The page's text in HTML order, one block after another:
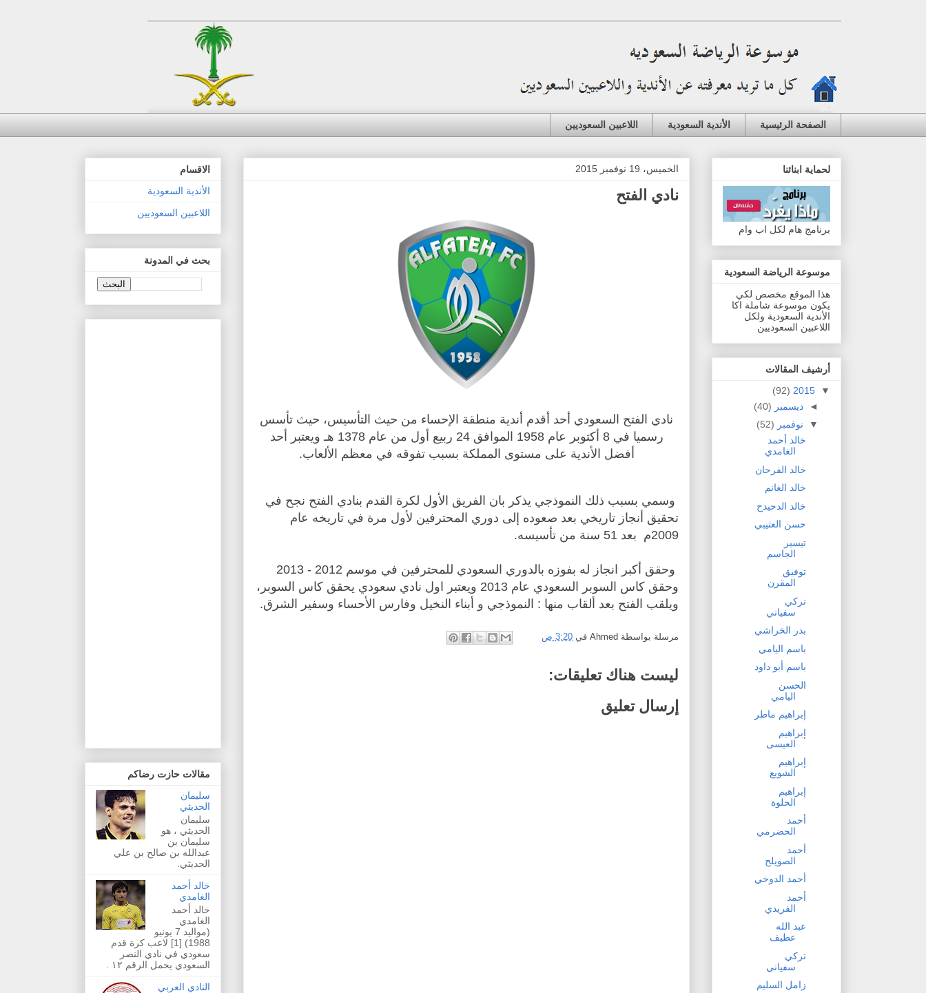
الصفحة الرئيسية الأندية السعودية اللاعبين السعوديين
الخميس، 19 نوفمبر 2015
نادي الفتح
نادي الفتح السعودي أحد أقدم أندية منطقة الإحساء من حيث التأسيس، حيث تأسس
رسميا في 8 أكتوبر عام 1958 الموافق 24 ربيع أول من عام 1378 هـ ويعتبر أحد
أفضل الأندية على مستوى المملكة بسبب تفوقه في معظم الألعاب.
وسمي بسبب ذلك النموذجي يذكر بان الفريق الأول لكرة القدم بنادي الفتح نجح في
تحقيق أنجاز تاريخي بعد صعوده إلى دوري المحترفين لأول مرة في تاريخه عام
2009م بعد 51 سنة من تأسيسه.
وحقق أكبر انجاز له بفوزه بالدوري السعودي للمحترفين في موسم 2012 - 2013
وحقق كاس السوبر السعودي عام 2013 ويعتبر اول نادي سعودي يحقق كاس السوبر،
ويلقب الفتح بعد ألقاب منها : النموذجي و أبناء النخيل وفارس الأحساء وسفير الشرق.
مرسلة بواسطة Ahmed في 3:20 ص
ليست هناك تعليقات:
إرسال تعليق
الاقسام
الأندية السعودية
اللاعبين السعوديين
بحث في المدونة
مقالات حازت رضاكم
سليمان
الحديثي
سليمان
الحديثي ، هو
سليمان بن
عبدالله بن صالح بن علي
الحديثي.
خالد أحمد
الغامدي
خالد أحمد
الغامدي
(مواليد 7 يونيو
1988) [1] لاعب كرة قدم
سعودي في نادي النصر
السعودي يحمل الرقم ١٢ .
النادي العربي
لحماية ابنائنا
برنامج هام لكل اب وام
موسوعة الرياضة السعودية
هذا الموقع مخصص لكي
يكون موسوعة شاملة اكا
الأندية السعودية ولكل
اللاعبين السعوديين
أرشيف المقالات
▼
2015
(92)
◄ ديسمبر (40)
▼ نوفمبر (52)
خالد أحمد
الغامدي
خالد الفرحان
خالد الغانم
خالد الدحيدح
حسن العتيبي
تيسير
الجاسم
توفيق
المقرن
تركي
سفياني
بدر الخراشي
باسم اليامي
باسم أبو داود
الحسن
اليامي
إبراهيم ماطر
إبراهيم
العيسى
إبراهيم
الشويع
إبراهيم
الحلوة
أحمد
الحضرمي
أحمد
الصويلح
أحمد الدوخي
أحمد
الفريدي
عبد الله
عطيف
تركي
سفياني
زامل السليم